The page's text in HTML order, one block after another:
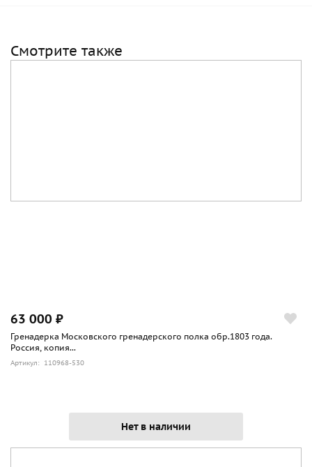
Смотрите также
63 000 ₽
Гренадерка Московского гренадерского полка обр.1803 года.
Россия, копия...
Артикул: 110968-530
Нет в наличии